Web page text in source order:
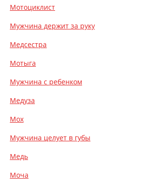
Мотоциклист
Мужчина держит за руку
Медсестра
Мотыга
Мужчина с ребенком
Медуза
Мох
Мужчина целует в губы
Медь
Моча